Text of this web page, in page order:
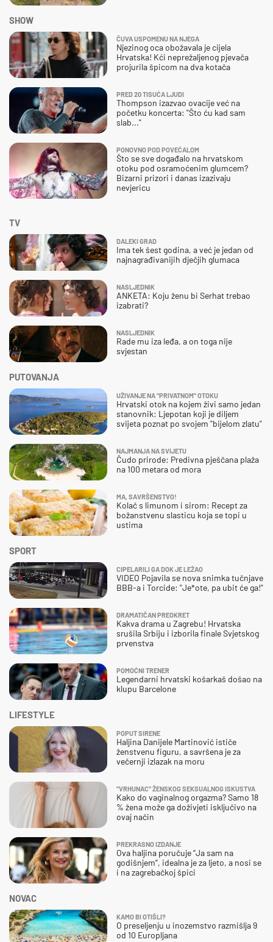
SHOW
ČUVA USPOMENU NA NJEGA
Njezinog oca obožavala je cijela
Hrvatska! Kći neprežaljenog pjevača
projurila špicom na dva kotača
PRED 20 TISUĆA LJUDI
Thompson izazvao ovacije već na
početku koncerta: "Što ću kad sam
slab..."
PONOVNO POD POVEĆALOM
Što se sve događalo na hrvatskom
otoku pod osramoćenim glumcem?
Bizarni prizori i danas izazivaju
nevjericu
SPORT
CIPELARILI GA DOK JE LEŽAO
VIDEO Pojavila se nova snimka tučnjave
BBB-a i Torcide: "Je*ote, pa ubit će ga!"
DRAMATIČAN PREOKRET
Kakva drama u Zagrebu! Hrvatska
srušila Srbiju i izborila finale Svjetskog
prvenstva
POMOĆNI TRENER
Legendarni hrvatski košarkaš došao na
klupu Barcelone
TV
DALEKI GRAD
Ima tek šest godina, a već je jedan od
najnagrađivanijih dječjih glumaca
NASLJEDNIK
ANKETA: Koju ženu bi Serhat trebao
izabrati?
NASLJEDNIK
Rade mu iza leđa, a on toga nije
svjestan
PUTOVANJA
UŽIVANJE NA "PRIVATNOM" OTOKU
Hrvatski otok na kojem živi samo jedan
stanovnik: Ljepotan koji je diljem
svijeta poznat po svojem "bijelom zlatu"
NAJMANJA NA SVIJETU
Čudo prirode: Predivna pješčana plaža
na 100 metara od mora
MA, SAVRŠENSTVO!
Kolač s limunom i sirom: Recept za
božanstvenu slasticu koja se topi u
ustima
NOVAC
KAMO BI OTIŠLI?
O preseljenju u inozemstvo razmišlja 9
od 10 Europljana
LIFESTYLE
POPUT SIRENE
Haljina Danijele Martinović ističe
ženstvenu figuru, a savršena je za
večernji izlazak na moru
"VRHUNAC" ŽENSKOG SEKSUALNOG ISKUSTVA
Kako do vaginalnog orgazma? Samo 18
% žena može ga doživjeti isključivo na
ovaj način
PREKRASNO IZDANJE
Ova haljina poručuje “Ja sam na
godišnjem”, idealna je za ljeto, a nosi se
i na zagrebačkoj špici